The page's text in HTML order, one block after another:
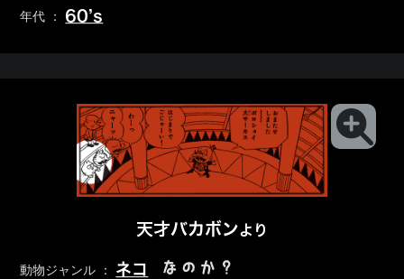
年代 ： 60’s
天才バカボンより
動物ジャンル ： ネコ なのか？